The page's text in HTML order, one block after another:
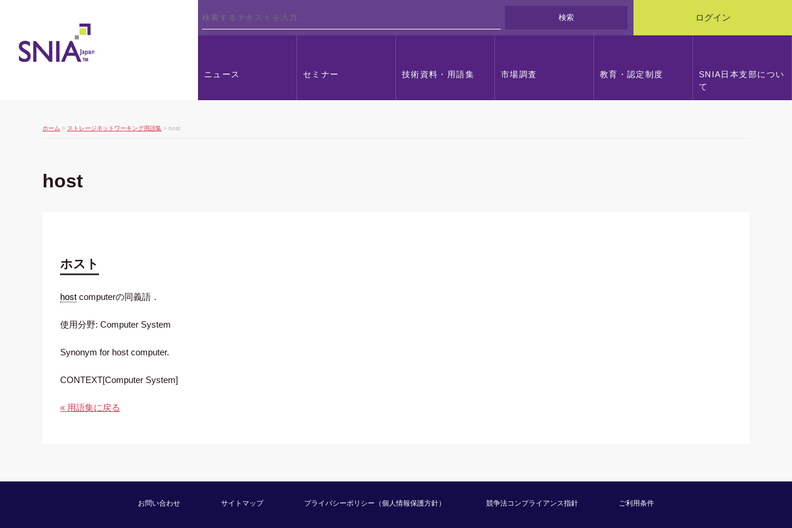
検索 ログイン
ニュース セミナー 技術資料・用語集 市場調査 教育・認定制度
SNIA日本支部につい
て
ホーム > ストレージネットワーキング用語集 > host
host
ホスト
host computerの同義語．
使用分野: Computer System
Synonym for host computer.
CONTEXT[Computer System]
« 用語集に戻る
お問い合わせ サイトマップ プライバシーポリシー（個人情報保護方針） 競争法コンプライアンス指針 ご利用条件